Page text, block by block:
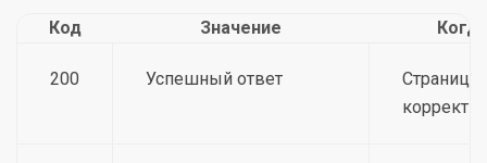
Код Значение
200 Успешный ответ
Страница
корректно